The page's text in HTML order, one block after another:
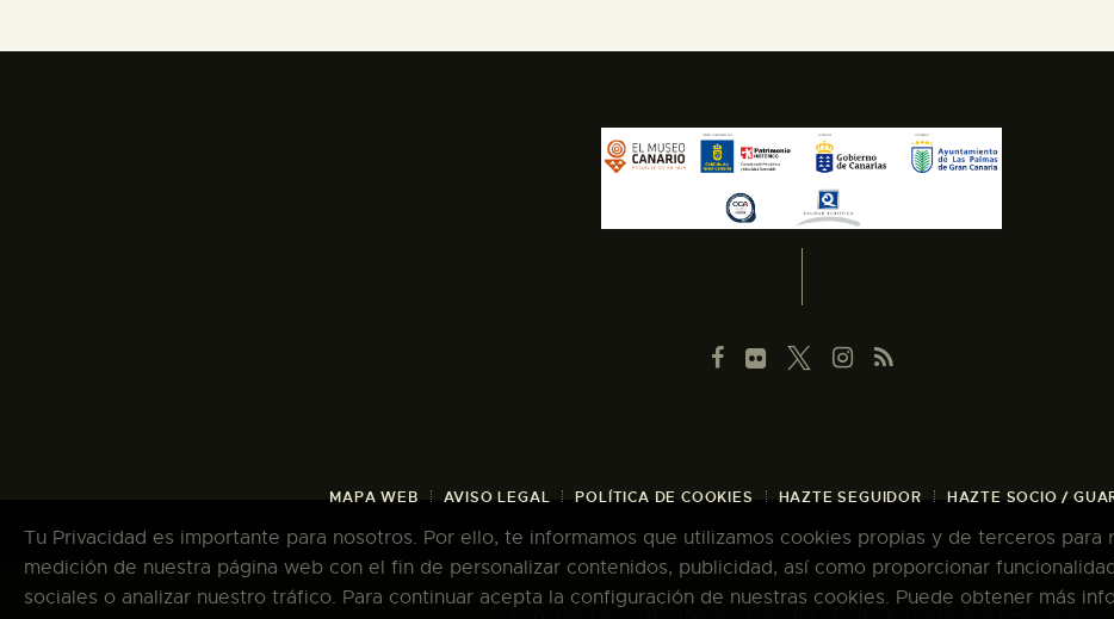
MAPA WEB AVISO LEGAL POLÍTICA DE COOKIES HAZTE SEGUIDOR HAZTE SOCIO /
Tu Privacidad es importante para nosotros. Por ello, te informamos que utilizamos cookies propias y de terceros para
medición de nuestra página web con el fin de personalizar contenidos, publicidad, así como proporcionar
sociales o analizar nuestro tráfico. Para continuar acepta la configuración de nuestras cookies. Puede obtener más